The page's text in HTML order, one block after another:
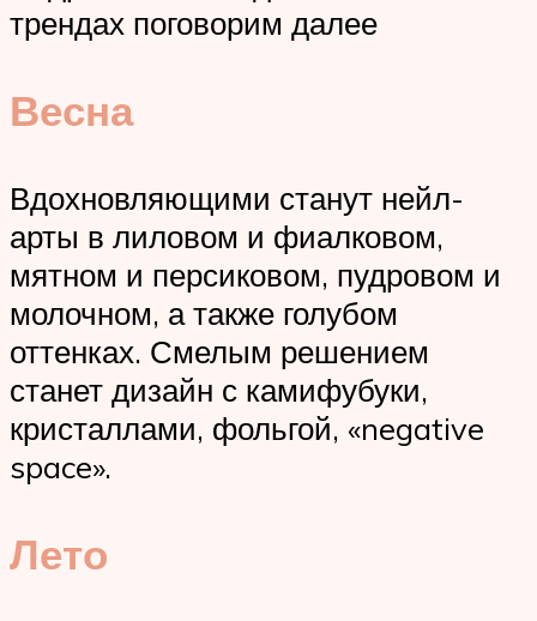
трендах поговорим далее
Весна
Вдохновляющими станут нейл-
арты в лиловом и фиалковом,
мятном и персиковом, пудровом и
молочном, а также голубом
оттенках. Смелым решением
станет дизайн с камифубуки,
кристаллами, фольгой, «negative
space».
Лето